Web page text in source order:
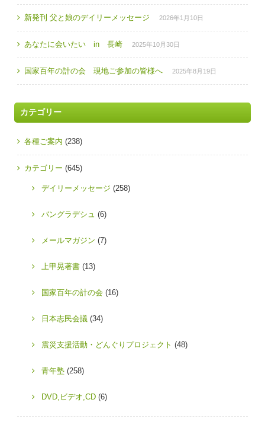
新発刊 父と娘のデイリーメッセージ 2026年1月10日
あなたに会いたい in 長崎 2025年10月30日
国家百年の計の会 現地ご参加の皆様へ 2025年8月19日
カテゴリー
各種ご案内 (238)
カテゴリー (645)
デイリーメッセージ (258)
バングラデシュ (6)
メールマガジン (7)
上甲晃著書 (13)
国家百年の計の会 (16)
日本志民会議 (34)
震災支援活動・どんぐりプロジェクト (48)
青年塾 (258)
DVD,ビデオ,CD (6)